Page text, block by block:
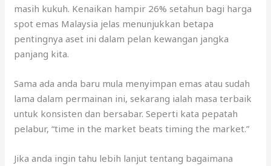
masih kukuh. Kenaikan hampir 26% setahun bagi harga
spot emas Malaysia jelas menunjukkan betapa
pentingnya aset ini dalam pelan kewangan jangka
panjang kita.
Sama ada anda baru mula menyimpan emas atau sudah
lama dalam permainan ini, sekarang ialah masa terbaik
untuk konsisten dan bersabar. Seperti kata pepatah
pelabur, “time in the market beats timing the market.”
Jika anda ingin tahu lebih lanjut tentang bagaimana